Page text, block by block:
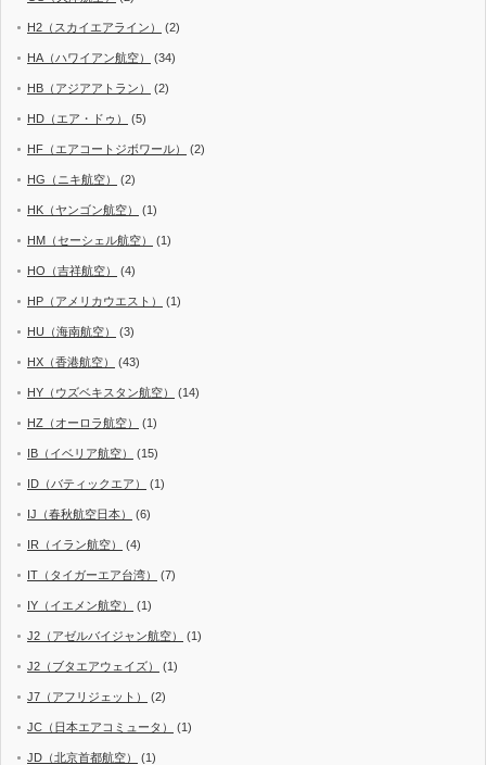
H2（スカイエアライン） (2)
HA（ハワイアン航空） (34)
HB（アジアアトラン） (2)
HD（エア・ドゥ） (5)
HF（エアコートジボワール） (2)
HG（ニキ航空） (2)
HK（ヤンゴン航空） (1)
HM（セーシェル航空） (1)
HO（吉祥航空） (4)
HP（アメリカウエスト） (1)
HU（海南航空） (3)
HX（香港航空） (43)
HY（ウズベキスタン航空） (14)
HZ（オーロラ航空） (1)
IB（イベリア航空） (15)
ID（バティックエア） (1)
IJ（春秋航空日本） (6)
IR（イラン航空） (4)
IT（タイガーエア台湾） (7)
IY（イエメン航空） (1)
J2（アゼルバイジャン航空） (1)
J2（ブタエアウェイズ） (1)
J7（アフリジェット） (2)
JC（日本エアコミュータ） (1)
JD（北京首都航空） (1)